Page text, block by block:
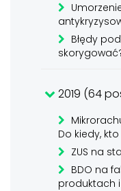
Błędy
2019 (64
Do kiedy,
ZUS na
BDO na
produktach